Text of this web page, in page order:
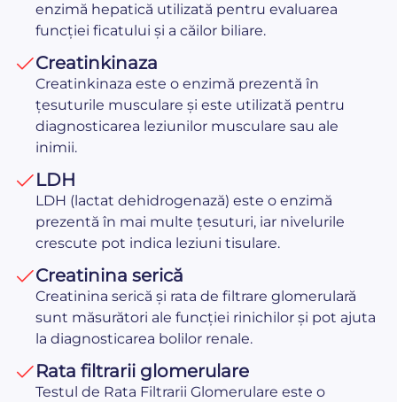
enzimă hepatică utilizată pentru evaluarea
funcției ficatului și a căilor biliare.
Creatinkinaza
Creatinkinaza este o enzimă prezentă în
țesuturile musculare și este utilizată pentru
diagnosticarea leziunilor musculare sau ale
inimii.
LDH
LDH (lactat dehidrogenază) este o enzimă
prezentă în mai multe țesuturi, iar nivelurile
crescute pot indica leziuni tisulare.
Creatinina serică
Creatinina serică și rata de filtrare glomerulară
sunt măsurători ale funcției rinichilor și pot ajuta
la diagnosticarea bolilor renale.
Rata filtrarii glomerulare
Testul de Rata Filtrarii Glomerulare este o